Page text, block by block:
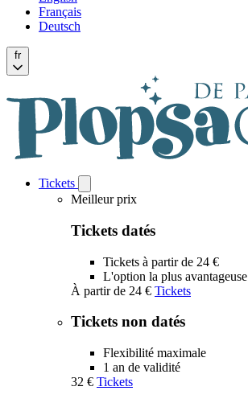
Français
Deutsch
fr
Tickets
Tickets
submenu
Meilleur prix
Tickets datés
Tickets à partir de 24 €
L'option la plus avantageuse
À partir de 24 € Tickets
Tickets non datés
Flexibilité maximale
1 an de validité
32 € Tickets